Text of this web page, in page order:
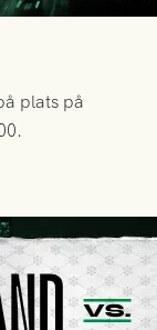
plats på